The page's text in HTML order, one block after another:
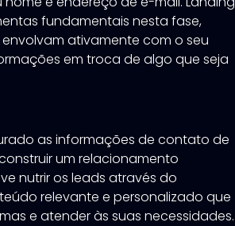
fundamentais nesta fase,
ativamente com o seu
em troca de algo que seja
as informações de contato de
um relacionamento
nutrir os leads através do
relevante e personalizado que
e atender às suas necessidades.